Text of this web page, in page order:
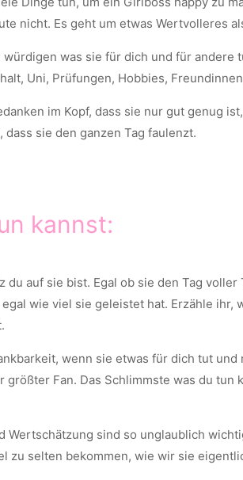
nicht. Es geht um etwas Wertvolleres
würdigen was sie für dich und für
Uni, Prüfungen, Hobbies,
im Kopf, dass sie nur gut genug
sie den ganzen Tag faulenzt.
kannst:
du auf sie bist. Egal ob sie den Tag
wie viel sie geleistet hat. Erzähle
wenn sie etwas für dich tut
größter Fan. Das Schlimmste was du
Wertschätzung sind so unglaublich
zu selten bekommen, wie wir sie